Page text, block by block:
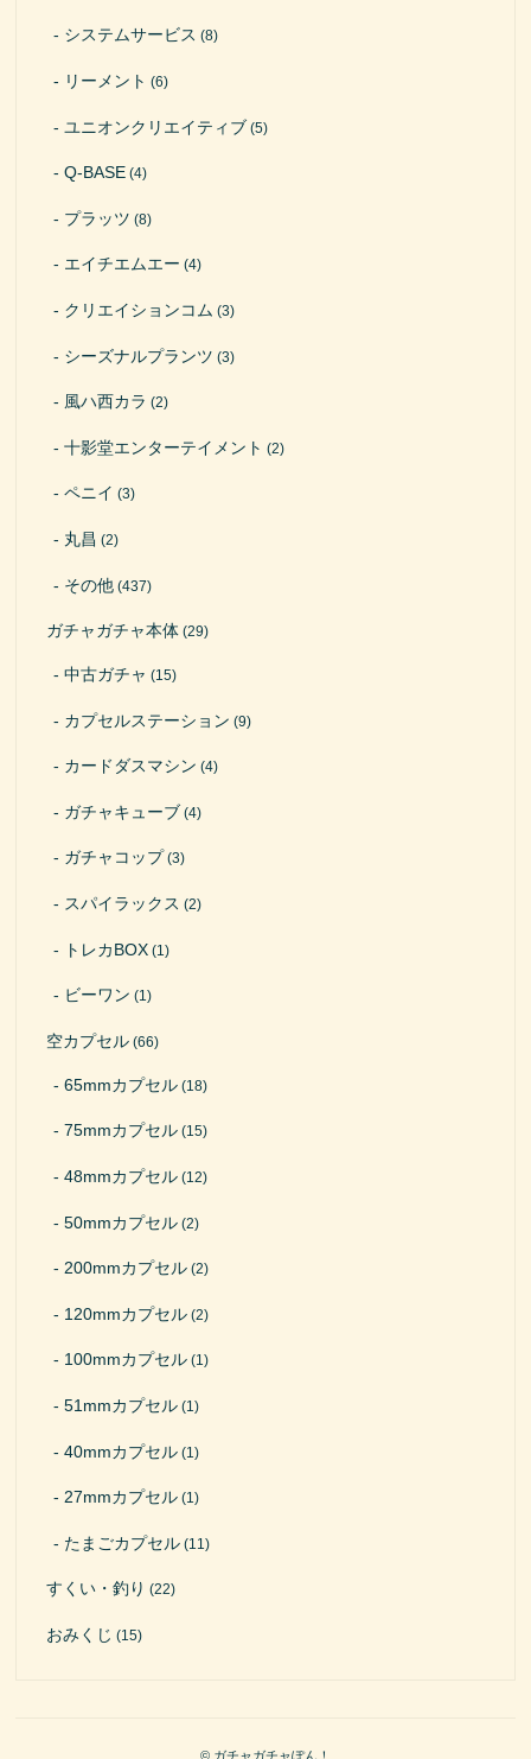
システムサービス (8)
リーメント (6)
ユニオンクリエイティブ (5)
Q-BASE (4)
プラッツ (8)
エイチエムエー (4)
クリエイションコム (3)
シーズナルプランツ (3)
風ハ西カラ (2)
十影堂エンターテイメント (2)
ペニイ (3)
丸昌 (2)
その他 (437)
ガチャガチャ本体 (29)
中古ガチャ (15)
カプセルステーション (9)
カードダスマシン (4)
ガチャキューブ (4)
ガチャコップ(3)
スパイラックス (2)
トレカBOX (1)
ビーワン (1)
空カプセル (66)
65mmカプセル (18)
75mmカプセル (15)
48mmカプセル (12)
50mmカプセル (2)
200mmカプセル (2)
120mmカプセル (2)
100mmカプセル (1)
51mmカプセル (1)
40mmカプセル (1)
27mmカプセル (1)
たまごカプセル (11)
すくい・釣り (22)
おみくじ (15)
© ガチャガチャぽん！